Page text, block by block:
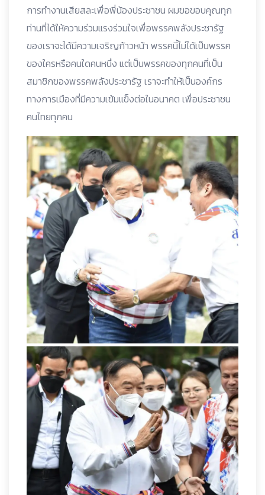
การทำงานเสียสละเพื่อพี่น้องประชาชน ผมขอขอบคุณทุก
ท่านที่ได้ให้ความร่วมแรงร่วมใจเพื่อพรรคพลังประชารัฐ
ของเราจะได้มีความเจริญก้าวหน้า พรรคนี้ไม่ได้เป็นพรรค
ของใครหรือคนใดคนหนึ่ง แต่เป็นพรรคของทุกคนที่เป็น
สมาชิกของพรรคพลังประชารัฐ เราจะทำให้เป็นองค์กร
ทางการเมืองที่มีความเข้มแข็งต่อในอนาคต เพื่อประชาชน
คนไทยทุกคน